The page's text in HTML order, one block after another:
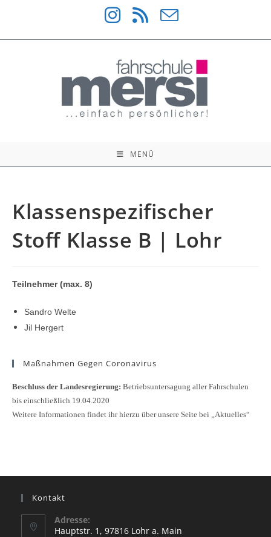
springen
MENÜ
Klassenspezifischer
Stoff Klasse B | Lohr
Teilnehmer (max. 8)
Sandro Welte
Jil Hergert
Maßnahmen Gegen Coronavirus
Beschluss der Landesregierung: Betriebsuntersagung aller Fahrschulen
bis einschließlich 19.04.2020
Weitere Informationen findet ihr hierzu über unsere Seite bei „Aktuelles“
Kontakt
Adresse:
Hauptstr. 1, 97816 Lohr a. Main